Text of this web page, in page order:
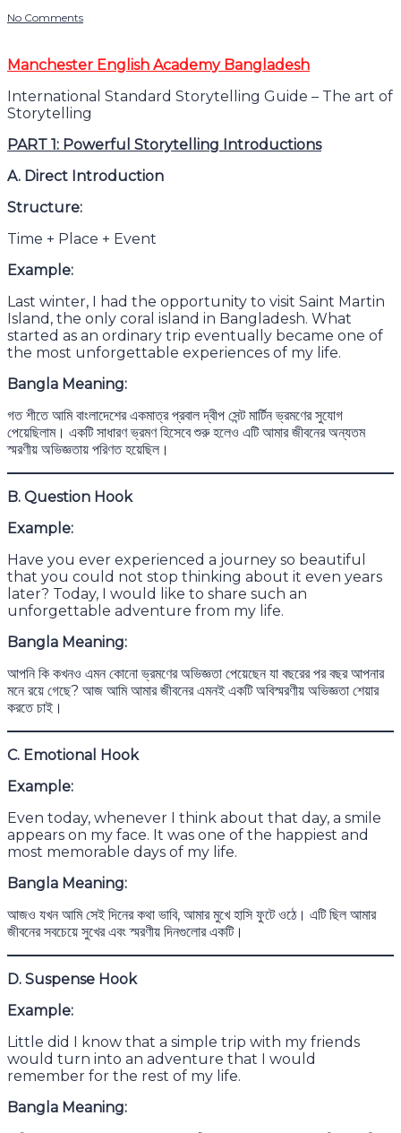
No Comments
Manchester English Academy Bangladesh
International Standard Storytelling Guide – The art of
Storytelling
PART 1: Powerful Storytelling Introductions
A. Direct Introduction
Structure:
Time + Place + Event
Example:
Last winter, I had the opportunity to visit Saint Martin
Island, the only coral island in Bangladesh. What
started as an ordinary trip eventually became one of
the most unforgettable experiences of my life.
Bangla Meaning:
গত শীতে আমি বাংলাদেশের একমাত্র প্রবাল দ্বীপ সেন্ট মার্টিন ভ্রমণের সুযোগ
পেয়েছিলাম। একটি সাধারণ ভ্রমণ হিসেবে শুরু হলেও এটি আমার জীবনের অন্যতম
স্মরণীয় অভিজ্ঞতায় পরিণত হয়েছিল।
B. Question Hook
Example:
Have you ever experienced a journey so beautiful
that you could not stop thinking about it even years
later? Today, I would like to share such an
unforgettable adventure from my life.
Bangla Meaning:
আপনি কি কখনও এমন কোনো ভ্রমণের অভিজ্ঞতা পেয়েছেন যা বছরের পর বছর আপনার
মনে রয়ে গেছে? আজ আমি আমার জীবনের এমনই একটি অবিস্মরণীয় অভিজ্ঞতা শেয়ার
করতে চাই।
C. Emotional Hook
Example:
Even today, whenever I think about that day, a smile
appears on my face. It was one of the happiest and
most memorable days of my life.
Bangla Meaning:
আজও যখন আমি সেই দিনের কথা ভাবি, আমার মুখে হাসি ফুটে ওঠে। এটি ছিল আমার
জীবনের সবচেয়ে সুখের এবং স্মরণীয় দিনগুলোর একটি।
D. Suspense Hook
Example:
Little did I know that a simple trip with my friends
would turn into an adventure that I would
remember for the rest of my life.
Bangla Meaning: